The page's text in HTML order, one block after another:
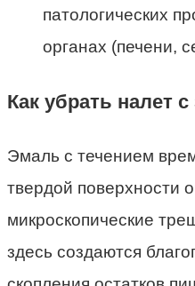
патологических
органах (печени,
Как убрать налет с
Эмаль с течением
твердой поверхности
микроскопические
здесь создаются